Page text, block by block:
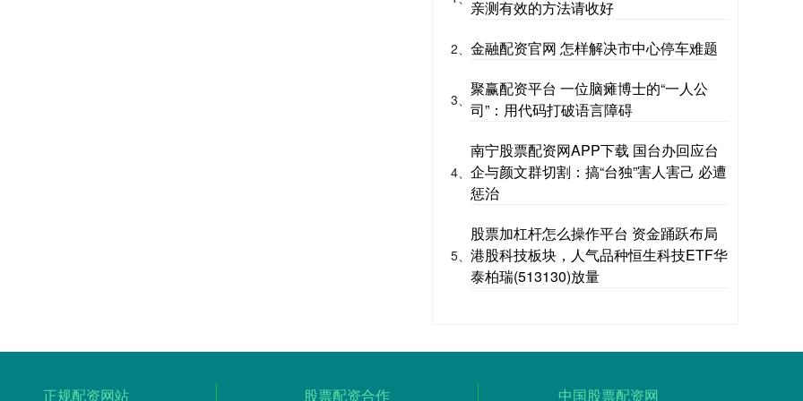
亲测有效的方法请收好
2、 金融配资官网 怎样解决市中心停车难题
3、
聚赢配资平台 一位脑瘫博士的“一人公
司”：用代码打破语言障碍
4、
南宁股票配资网APP下载 国台办回应台
企与颜文群切割：搞“台独”害人害己 必遭
惩治
5、
股票加杠杆怎么操作平台 资金踊跃布局
港股科技板块，人气品种恒生科技ETF华
泰柏瑞(513130)放量
正规配资网站 股票配资合作 中国股票配资网